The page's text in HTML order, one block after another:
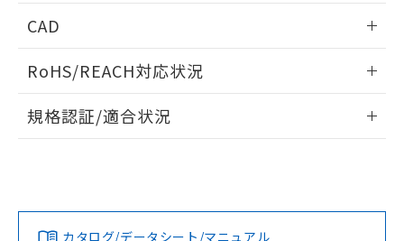
CAD
ドすることができます。
ログイン/会員登録
ダウンロードデータをご利用いただく前に、以下を必ずお読
みください。
RoHS/REACH対応状況
EU RoHS 注意事項・凡例
規格認証/適合状況
カタログ/データシート/マニュアル
荷製品に未対応品が混在することから備考
していることから、特段のことがない限
り、2022年1月12日より割愛しておりま
す。